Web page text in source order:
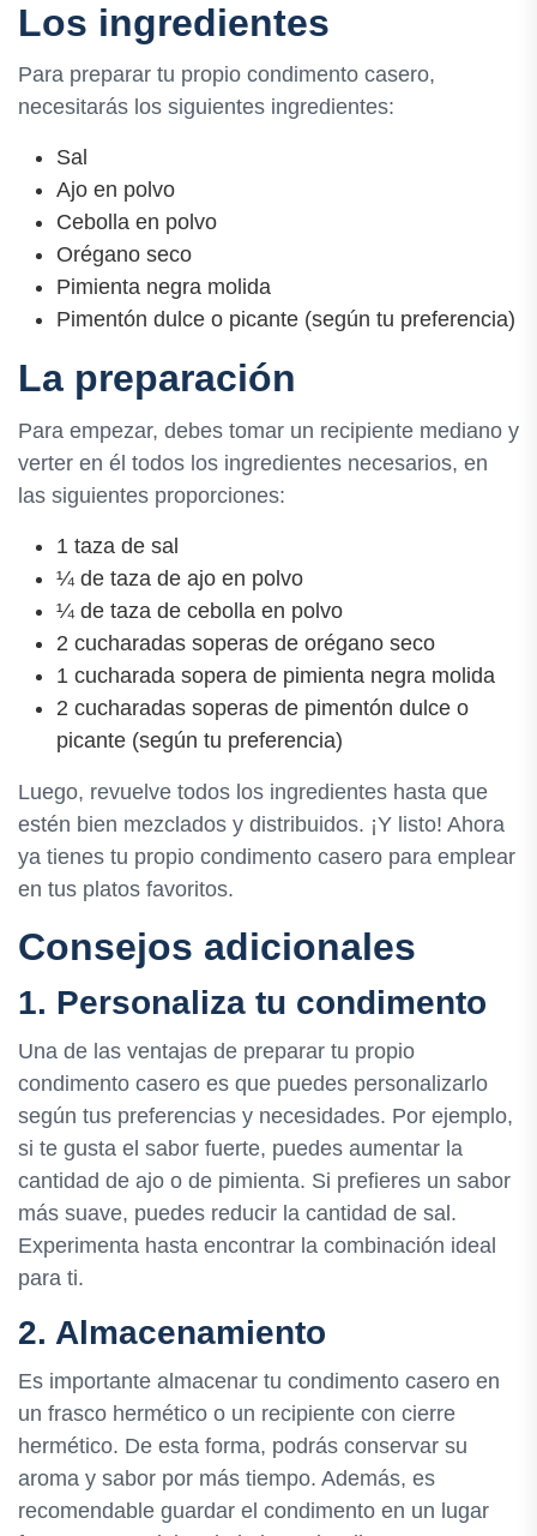
Los ingredientes
Para preparar tu propio condimento casero,
necesitarás los siguientes ingredientes:
Sal
Ajo en polvo
Cebolla en polvo
Orégano seco
Pimienta negra molida
Pimentón dulce o picante (según tu preferencia)
La preparación
Para empezar, debes tomar un recipiente mediano y
verter en él todos los ingredientes necesarios, en
las siguientes proporciones:
1 taza de sal
¼ de taza de ajo en polvo
¼ de taza de cebolla en polvo
2 cucharadas soperas de orégano seco
1 cucharada sopera de pimienta negra molida
2 cucharadas soperas de pimentón dulce o
picante (según tu preferencia)
Luego, revuelve todos los ingredientes hasta que
estén bien mezclados y distribuidos. ¡Y listo! Ahora
ya tienes tu propio condimento casero para emplear
en tus platos favoritos.
Consejos adicionales
1. Personaliza tu condimento
Una de las ventajas de preparar tu propio
condimento casero es que puedes personalizarlo
según tus preferencias y necesidades. Por ejemplo,
si te gusta el sabor fuerte, puedes aumentar la
cantidad de ajo o de pimienta. Si prefieres un sabor
más suave, puedes reducir la cantidad de sal.
Experimenta hasta encontrar la combinación ideal
para ti.
2. Almacenamiento
Es importante almacenar tu condimento casero en
un frasco hermético o un recipiente con cierre
hermético. De esta forma, podrás conservar su
aroma y sabor por más tiempo. Además, es
recomendable guardar el condimento en un lugar